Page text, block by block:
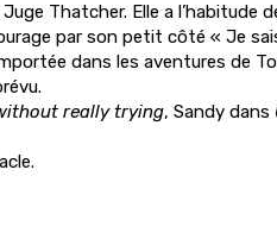
Thatcher. Elle a l’habitude
par son petit côté « Je
dans les aventures de
really trying, Sandy dans